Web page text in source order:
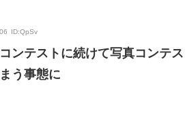
ID:QpSv
ンテストに続けて写真コンテス
う事態に